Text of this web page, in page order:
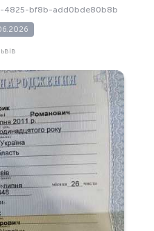
4825-bf8b-add0bde80b8b